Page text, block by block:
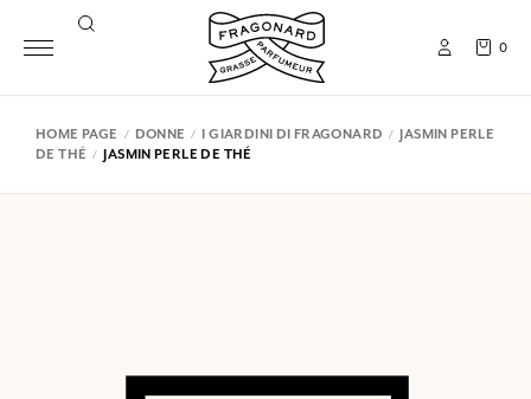
0
HOME PAGE DONNE I GIARDINI DI FRAGONARD
JASMIN PERLE
DE THÉ
JASMIN PERLE DE THÉ